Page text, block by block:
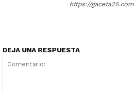
https://gaceta25.com
DEJA UNA RESPUESTA